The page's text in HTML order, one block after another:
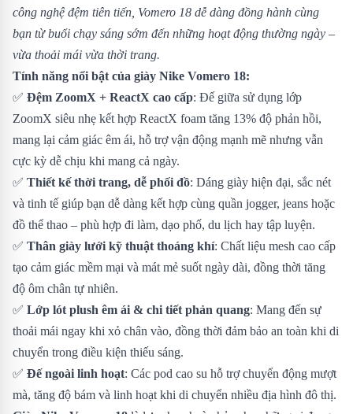
công nghệ đệm tiên tiến, Vomero 18 dễ dàng đồng hành cùng
bạn từ buổi chạy sáng sớm đến những hoạt động thường ngày –
vừa thoải mái vừa thời trang.
Tính năng nổi bật của giày Nike Vomero 18:
✅ Đệm ZoomX + ReactX cao cấp: Đế giữa sử dụng lớp
ZoomX siêu nhẹ kết hợp ReactX foam tăng 13% độ phản hồi,
mang lại cảm giác êm ái, hỗ trợ vận động mạnh mẽ nhưng vẫn
cực kỳ dễ chịu khi mang cả ngày.
✅ Thiết kế thời trang, dễ phối đồ: Dáng giày hiện đại, sắc nét
và tinh tế giúp bạn dễ dàng kết hợp cùng quần jogger, jeans hoặc
đồ thể thao – phù hợp đi làm, dạo phố, du lịch hay tập luyện.
✅ Thân giày lưới kỹ thuật thoáng khí: Chất liệu mesh cao cấp
tạo cảm giác mềm mại và mát mẻ suốt ngày dài, đồng thời tăng
độ ôm chân tự nhiên.
✅ Lớp lót plush êm ái & chi tiết phản quang: Mang đến sự
thoải mái ngay khi xỏ chân vào, đồng thời đảm bảo an toàn khi di
chuyển trong điều kiện thiếu sáng.
✅ Đế ngoài linh hoạt: Các pod cao su hỗ trợ chuyển động mượt
mà, tăng độ bám và linh hoạt khi di chuyển nhiều địa hình đô thị.